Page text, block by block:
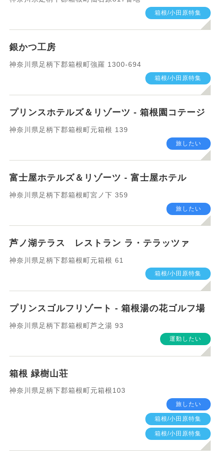
箱根/小田原特集
銀かつ工房
神奈川県足柄下郡箱根町強羅 1300-694
箱根/小田原特集
プリンスホテルズ＆リゾーツ - 箱根園コテージ
神奈川県足柄下郡箱根町元箱根 139
旅したい
富士屋ホテルズ＆リゾーツ - 富士屋ホテル
神奈川県足柄下郡箱根町宮ノ下 359
旅したい
芦ノ湖テラス レストラン ラ・テラッツァ
神奈川県足柄下郡箱根町元箱根 61
箱根/小田原特集
プリンスゴルフリゾート - 箱根湯の花ゴルフ場
神奈川県足柄下郡箱根町芦之湯 93
運動したい
箱根 緑樹山荘
神奈川県足柄下郡箱根町元箱根103
旅したい
箱根/小田原特集
箱根/小田原特集